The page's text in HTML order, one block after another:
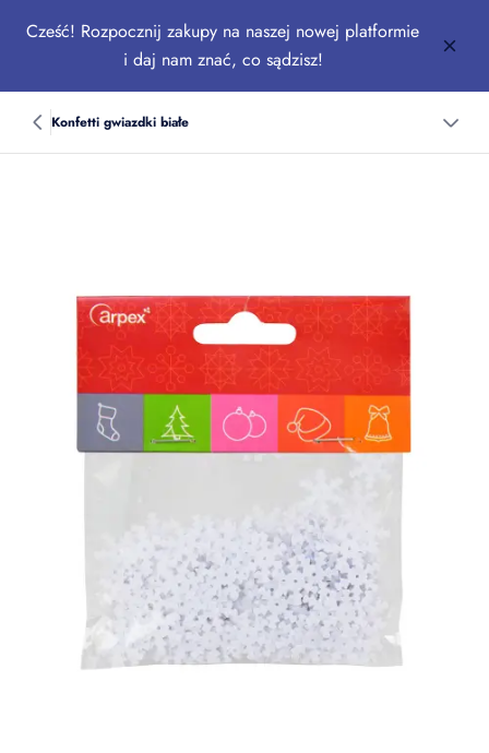
Cześć! Rozpocznij zakupy na naszej nowej platformie
i daj nam znać, co sądzisz!
Konfetti gwiazdki białe